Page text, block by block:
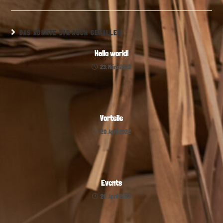
DAS KÖNNTE DIR AUCH GEFALLEN
Hello world!
23. März 2022
Vorteile
20. April 2022
Events
20. April 2022